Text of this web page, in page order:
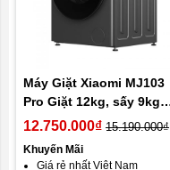
Máy Giặt Xiaomi MJ103
Pro Giặt 12kg, sấy 9kg
(XHQG120MJ103) –
12.750.000₫ 15.190.000₫
Khuyến Mãi
Giá rẻ nhất Việt Nam